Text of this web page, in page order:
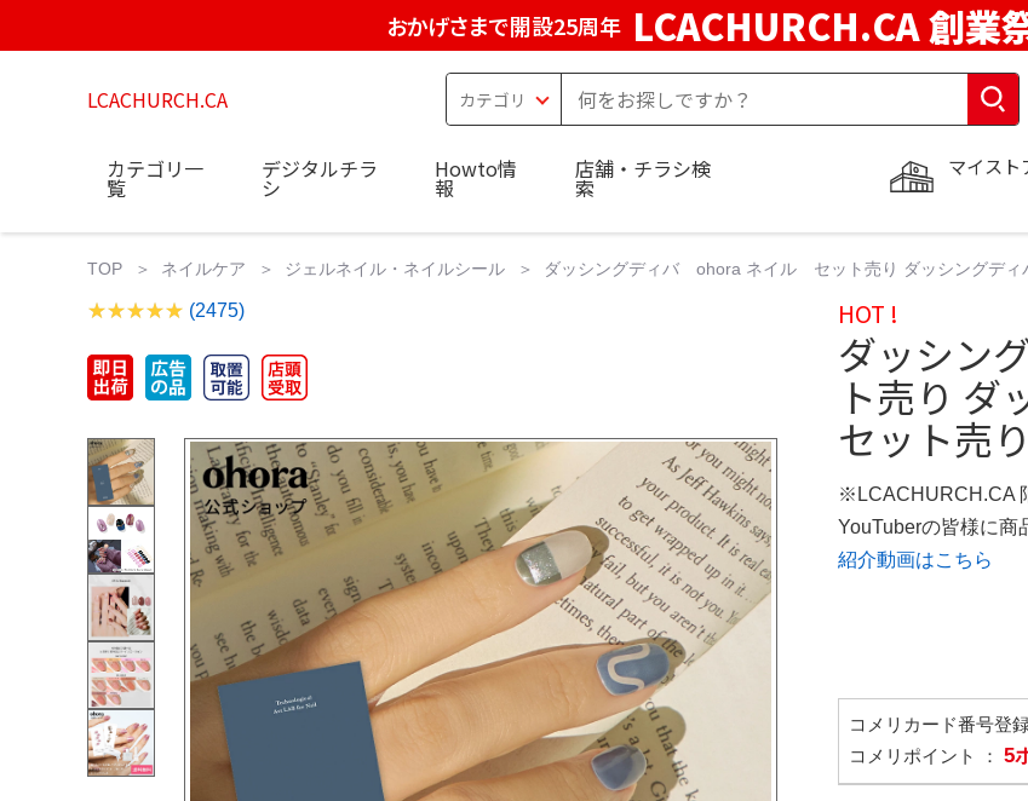
おかげさまで開設25周年 LCACHURCH.CA 創業
LCACHURCH.CA
マイスト
カテゴリ一
覧
デジタルチラ
シ
Howto情
報
店舗・チラシ検
索
TOP ネイルケア ジェルネイル・ネイルシール ダッシングディバ ohora ネイル セット売り ダッシングディ
(2475) HOT !
ダッシン
ト売り ダ
セット売
※LCACHURCH.CA
YouTuberの皆様に商
紹介動画はこちら
コメリカード番号登
コメリポイント ： 5